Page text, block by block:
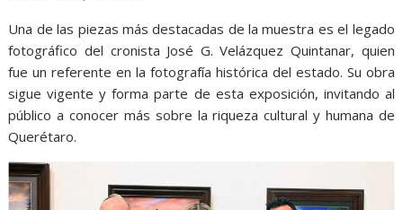
Una de las piezas más destacadas de la muestra es el legado
fotográfico del cronista José G. Velázquez Quintanar, quien
fue un referente en la fotografía histórica del estado. Su obra
sigue vigente y forma parte de esta exposición, invitando al
público a conocer más sobre la riqueza cultural y humana de
Querétaro.